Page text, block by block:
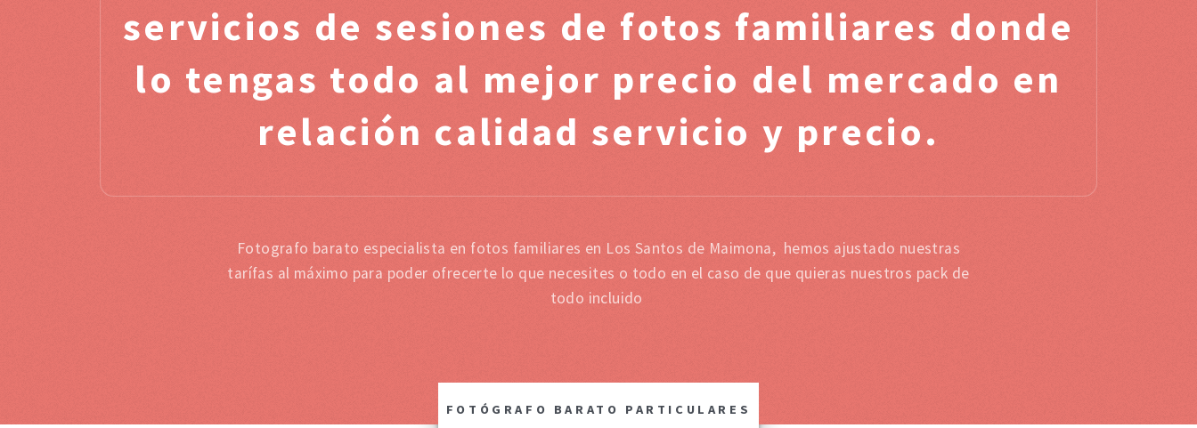
servicios de sesiones de fotos familiares donde
lo tengas todo al mejor precio del mercado en
relación calidad servicio y precio.
Fotografo barato especialista en fotos familiares en Los Santos de Maimona, hemos ajustado nuestras
tarífas al máximo para poder ofrecerte lo que necesites o todo en el caso de que quieras nuestros pack de
todo incluido
FOTÓGRAFO BARATO PARTICULARES